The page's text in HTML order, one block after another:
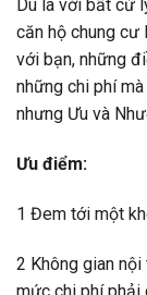
Dù là với bất cứ
căn hộ chung cư
với bạn, những
những chi phí
nhưng Ưu và
Ưu điểm:
1 Đem tới một
2 Không gian